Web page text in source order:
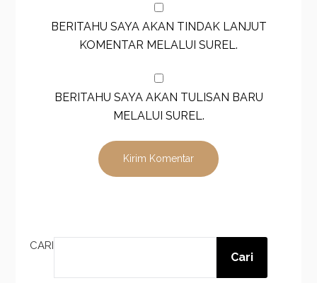
BERITAHU SAYA AKAN TINDAK LANJUT
KOMENTAR MELALUI SUREL.
BERITAHU SAYA AKAN TULISAN BARU
MELALUI SUREL.
CARI
Cari